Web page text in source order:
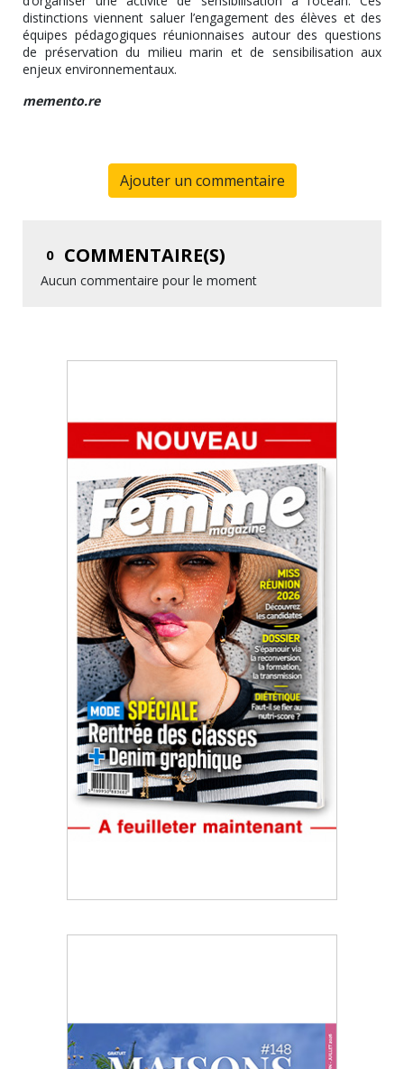
distinctions viennent saluer l’engagement des élèves et des
équipes pédagogiques réunionnaises autour des questions
de préservation du milieu marin et de sensibilisation aux
enjeux environnementaux.
memento.re
Ajouter un commentaire
0 COMMENTAIRE(S)
Aucun commentaire pour le moment